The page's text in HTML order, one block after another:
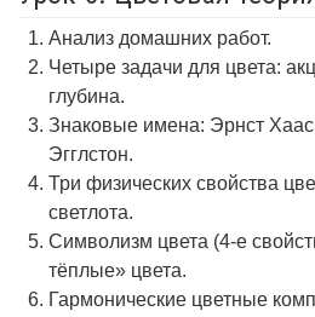
Анализ домашних работ.
Четыре задачи для цвета:
глубина.
Знаковые имена: Эрнст
Эгглстон.
Три физических свойства
светлота.
Символизм цвета (4-е
тёплые» цвета.
Гармонические цветные